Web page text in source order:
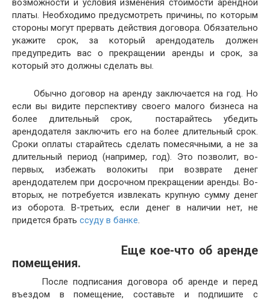
возможности и условия изменения стоимости арендной
платы. Необходимо предусмотреть причины, по которым
стороны могут прервать действия договора. Обязательно
укажите срок, за который арендодатель должен
предупредить вас о прекращении аренды и срок, за
который это должны сделать вы.
Обычно договор на аренду заключается на год. Но
если вы видите перспективу своего малого бизнеса на
более длительный срок, постарайтесь убедить
арендодателя заключить его на более длительный срок.
Сроки оплаты старайтесь сделать помесячными, а не за
длительный период (например, год). Это позволит, во-
первых, избежать волокиты при возврате денег
арендодателем при досрочном прекращении аренды. Во-
вторых, не потребуется извлекать крупную сумму денег
из оборота. В-третьих, если денег в наличии нет, не
придется брать ссуду в банке.
Еще кое-что об аренде
помещения.
После подписания договора об аренде и перед
въездом в помещение, составьте и подпишите с